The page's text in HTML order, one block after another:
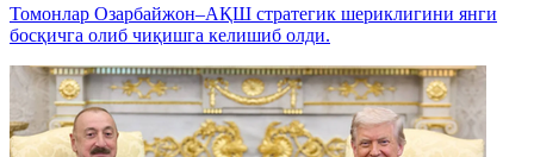
Томонлар Озарбайжон–АҚШ стратегик шериклигини янги
босқичга олиб чиқишга келишиб олди.